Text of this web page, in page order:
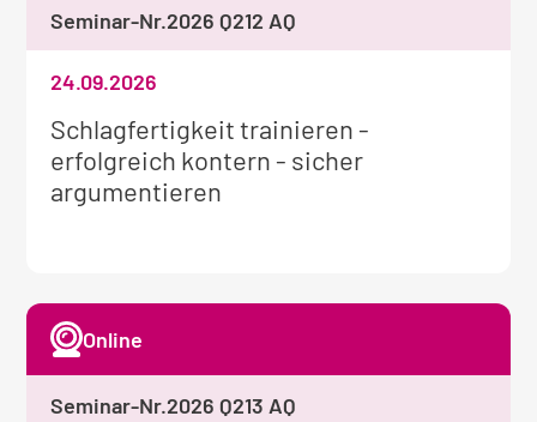
Weitere
Informationen
zum
Schlagfertigkeit trainieren -
erfolgreich kontern - sicher
argumentieren
24.09.2026
Seminar-Nr.2026 Q212 AQ
Online
Seminar-Nr.2026 Q213 AQ